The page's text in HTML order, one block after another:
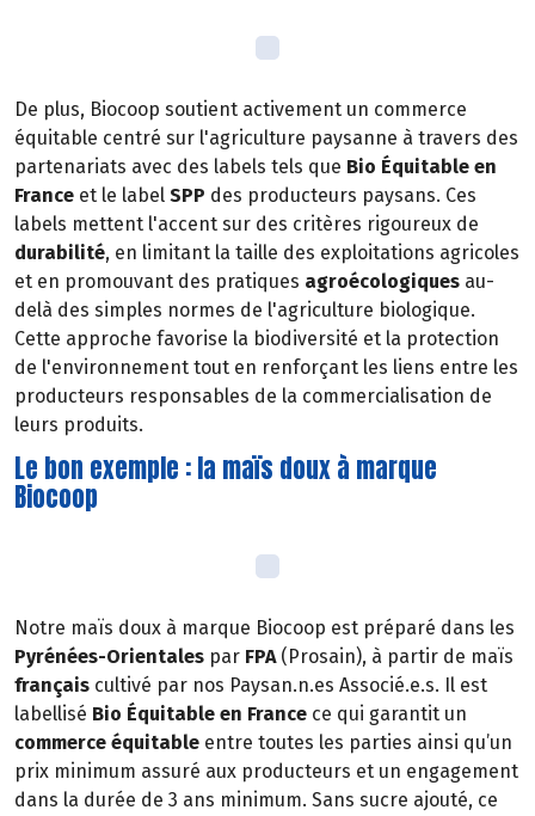
De plus, Biocoop soutient activement un commerce
équitable centré sur l'agriculture paysanne à travers des
partenariats avec des labels tels que Bio Équitable en
France et le label SPP des producteurs paysans. Ces
labels mettent l'accent sur des critères rigoureux de
durabilité, en limitant la taille des exploitations agricoles
et en promouvant des pratiques agroécologiques au-
delà des simples normes de l'agriculture biologique.
Cette approche favorise la biodiversité et la protection
de l'environnement tout en renforçant les liens entre les
producteurs responsables de la commercialisation de
leurs produits.
Le bon exemple : la maïs doux à marque
Biocoop
Notre maïs doux à marque Biocoop est préparé dans les
Pyrénées-Orientales par FPA(Prosain), à partir de maïs
français cultivé par nos Paysan.n.es Associé.e.s. Il est
labellisé Bio Équitable en France ce qui garantit un
commerce équitable entre toutes les parties ainsi qu’un
prix minimum assuré aux producteurs et un engagement
dans la durée de 3 ans minimum. Sans sucre ajouté, ce